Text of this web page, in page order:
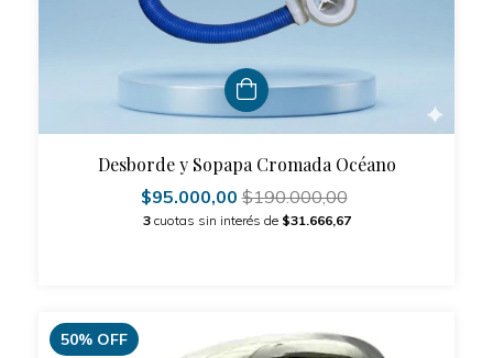
Desborde y Sopapa Cromada Océano
$95.000,00$190.000,00
3 cuotas sin interés de $31.666,67
50% OFF